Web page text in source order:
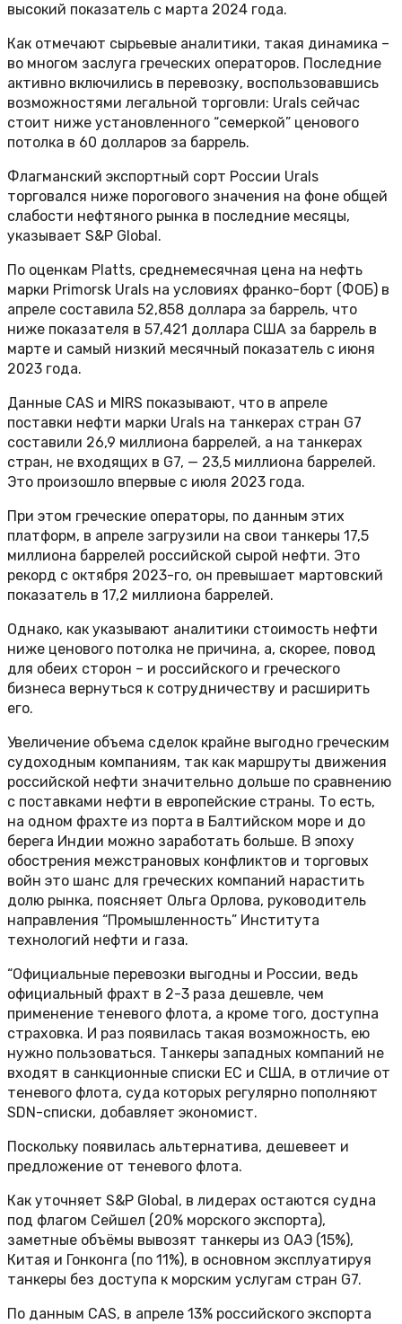
высокий показатель с марта 2024 года.
Как отмечают сырьевые аналитики, такая динамика –
во многом заслуга греческих операторов. Последние
активно включились в перевозку, воспользовавшись
возможностями легальной торговли: Urals сейчас
стоит ниже установленного “семеркой” ценового
потолка в 60 долларов за баррель.
Флагманский экспортный сорт России Urals
торговался ниже порогового значения на фоне общей
слабости нефтяного рынка в последние месяцы,
указывает S&P Global.
По оценкам Platts, среднемесячная цена на нефть
марки Primorsk Urals на условиях франко-борт (ФОБ) в
апреле составила 52,858 доллара за баррель, что
ниже показателя в 57,421 доллара США за баррель в
марте и самый низкий месячный показатель с июня
2023 года.
Данные CAS и MIRS показывают, что в апреле
поставки нефти марки Urals на танкерах стран G7
составили 26,9 миллиона баррелей, а на танкерах
стран, не входящих в G7, — 23,5 миллиона баррелей.
Это произошло впервые с июля 2023 года.
При этом греческие операторы, по данным этих
платформ, в апреле загрузили на свои танкеры 17,5
миллиона баррелей российской сырой нефти. Это
рекорд с октября 2023-го, он превышает мартовский
показатель в 17,2 миллиона баррелей.
Однако, как указывают аналитики стоимость нефти
ниже ценового потолка не причина, а, скорее, повод
для обеих сторон – и российского и греческого
бизнеса вернуться к сотрудничеству и расширить
его.
Увеличение объема сделок крайне выгодно греческим
судоходным компаниям, так как маршруты движения
российской нефти значительно дольше по сравнению
с поставками нефти в европейские страны. То есть,
на одном фрахте из порта в Балтийском море и до
берега Индии можно заработать больше. В эпоху
обострения межстрановых конфликтов и торговых
войн это шанс для греческих компаний нарастить
долю рынка, поясняет Ольга Орлова, руководитель
направления “Промышленность” Института
технологий нефти и газа.
“Официальные перевозки выгодны и России, ведь
официальный фрахт в 2-3 раза дешевле, чем
применение теневого флота, а кроме того, доступна
страховка. И раз появилась такая возможность, ею
нужно пользоваться. Танкеры западных компаний не
входят в санкционные списки ЕС и США, в отличие от
теневого флота, суда которых регулярно пополняют
SDN-списки, добавляет экономист.
Поскольку появилась альтернатива, дешевеет и
предложение от теневого флота.
Как уточняет S&P Global, в лидерах остаются судна
под флагом Сейшел (20% морского экспорта),
заметные объёмы вывозят танкеры из ОАЭ (15%),
Китая и Гонконга (по 11%), в основном эксплуатируя
танкеры без доступа к морским услугам стран G7.
По данным CAS, в апреле 13% российского экспорта